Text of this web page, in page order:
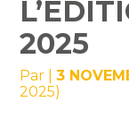
2025
Par |3
2025)